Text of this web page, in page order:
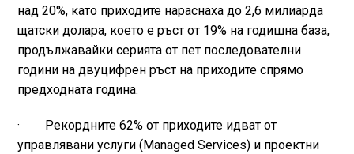
над 20%, като приходите нараснаха до 2,6 милиарда
щатски долара, което е ръст от 19% на годишна база,
продължавайки серията от пет последователни
години на двуцифрен ръст на приходите спрямо
предходната година.
· Рекордните 62% от приходите идват от
управлявани услуги (Managed Services) и проектни